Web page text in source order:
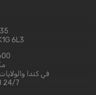
Drive
6L3
في كندا والولايات
24/7 M: 613.986.7978